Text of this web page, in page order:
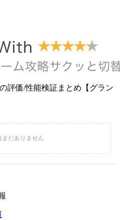
評価/性能検証まとめ【グラン